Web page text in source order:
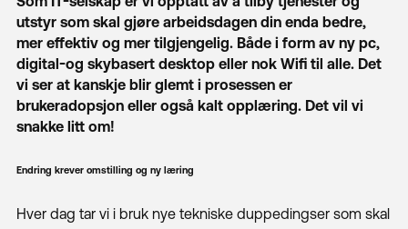
utstyr som skal gjøre arbeidsdagen din enda bedre,
mer effektiv og mer tilgjengelig. Både i form av ny pc,
digital-og skybasert desktop eller nok Wifi til alle. Det
vi ser at kanskje blir glemt i prosessen er
brukeradopsjon eller også kalt opplæring. Det vil vi
snakke litt om!
Endring krever omstilling og ny læring
Hver dag tar vi i bruk nye tekniske duppedingser som skal